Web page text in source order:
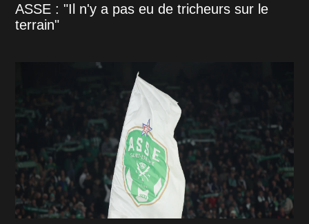
ASSE : "Il n'y a pas eu de tricheurs sur le
terrain"